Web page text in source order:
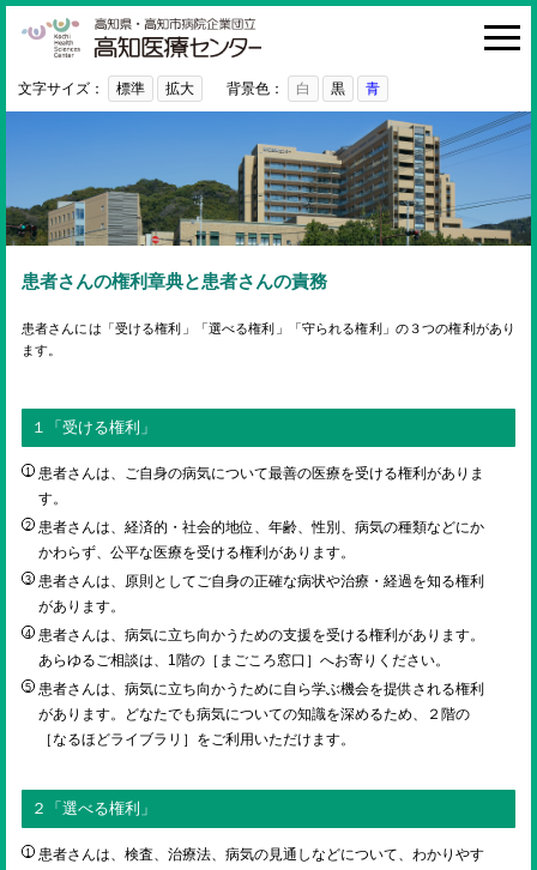
HOME
診療科・部門
入院・お見舞い
病院紹介
医療関係者の方へ
採用情報
ご意見・ご要望
ENGLISH
検索
文字サイズ： 標準 拡大 背景色： 白 黒 青
患者さんの権利章典と患者さんの責務
患者さんには「受ける権利」「選べる権利」「守られる権利」の３つの権利があり
ます。
１「受ける権利」
患者さんは、ご自身の病気について最善の医療を受ける権利がありま
す。
患者さんは、経済的・社会的地位、年齢、性別、病気の種類などにか
かわらず、公平な医療を受ける権利があります。
患者さんは、原則としてご自身の正確な病状や治療・経過を知る権利
があります。
患者さんは、病気に立ち向かうための支援を受ける権利があります。
あらゆるご相談は、1階の［まごころ窓口］へお寄りください。
患者さんは、病気に立ち向かうために自ら学ぶ機会を提供される権利
があります。どなたでも病気についての知識を深めるため、２階の
［なるほどライブラリ］をご利用いただけます。
２「選べる権利」
患者さんは、検査、治療法、病気の見通しなどについて、わかりやす